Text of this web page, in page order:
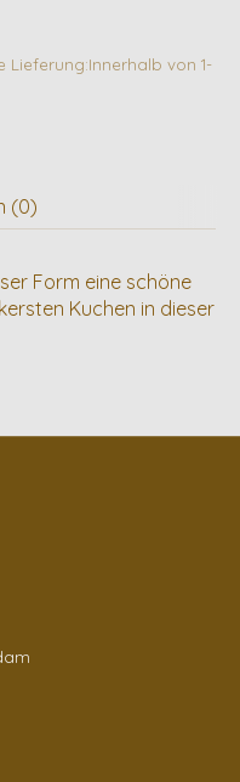
Lieferung:Innerhalb von 1-
(0)
Form eine schöne
Kuchen in dieser